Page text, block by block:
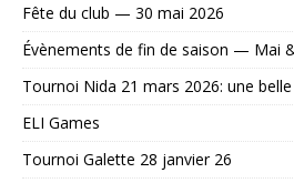
Fête du club — 30 mai 2026
Évènements de fin de saison — Mai
Tournoi Nida 21 mars 2026: une
ELI Games
Tournoi Galette 28 janvier 26